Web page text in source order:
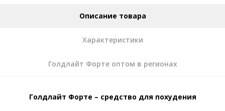
Описание товара
Характеристики
Голдлайт Форте оптом в регионах
Голдлайт Форте – средство для похудения